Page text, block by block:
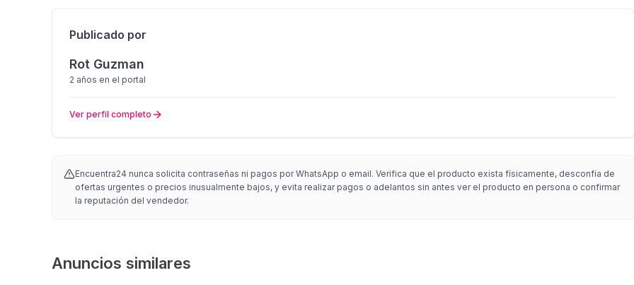
Publicado por
Rot Guzman
2 años en el portal
Ver perfil completo
Encuentra24 nunca solicita contraseñas ni pagos por WhatsApp o email. Verifica que el producto exista físicamente, desconfía de
ofertas urgentes o precios inusualmente bajos, y evita realizar pagos o adelantos sin antes ver el producto en persona o confirmar
la reputación del vendedor.
Anuncios similares